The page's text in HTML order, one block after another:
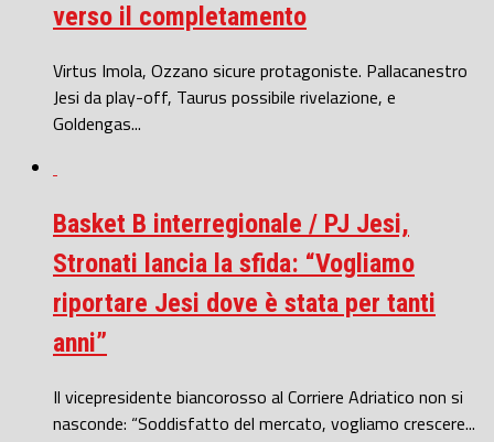
verso il completamento
Virtus Imola, Ozzano sicure protagoniste. Pallacanestro
Jesi da play-off, Taurus possibile rivelazione, e
Goldengas...
Basket B interregionale / PJ Jesi,
Stronati lancia la sfida: “Vogliamo
riportare Jesi dove è stata per tanti
anni”
Il vicepresidente biancorosso al Corriere Adriatico non si
nasconde: “Soddisfatto del mercato, vogliamo crescere...